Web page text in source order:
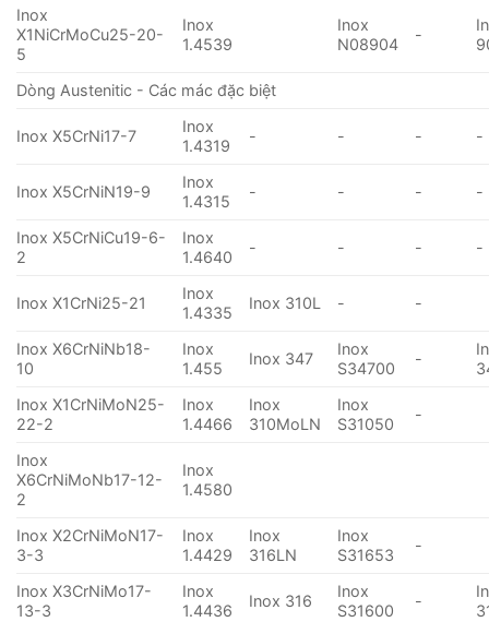
Inox
X1NiCrMoCu25-20-
5
Inox
1.4539
Inox
N08904
-
Dòng Austenitic - Các mác đặc biệt
Inox X5CrNi17-7
Inox
1.4319
- - - -
Inox X5CrNiN19-9
Inox
1.4315
- - - -
Inox X5CrNiCu19-6-
2
Inox
1.4640
- - - -
Inox X1CrNi25-21
Inox
1.4335
Inox 310L - -
Inox X6CrNiNb18-
10
Inox
1.455
Inox 347
Inox
S34700
-
Inox X1CrNiMoN25-
22-2
Inox
1.4466
Inox
310MoLN
Inox
S31050
-
Inox
X6CrNiMoNb17-12-
2
Inox
1.4580
Inox X2CrNiMoN17-
3-3
Inox
1.4429
Inox
316LN
Inox
S31653
-
Inox X3CrNiMo17-
13-3
Inox
1.4436
Inox 316
Inox
S31600
-